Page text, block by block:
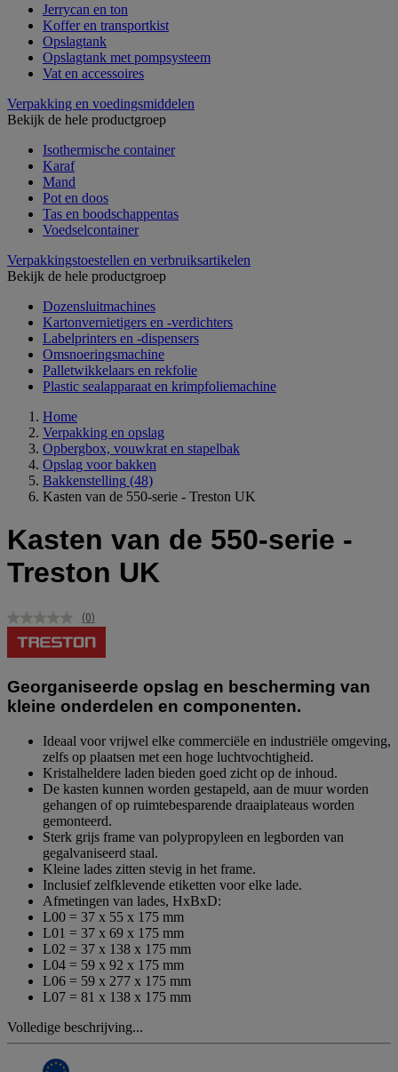
Jerrycan en ton
Koffer en transportkist
Opslagtank
Opslagtank met pompsysteem
Vat en accessoires
Verpakking en voedingsmiddelen
Bekijk de hele productgroep
Isothermische container
Karaf
Mand
Pot en doos
Tas en boodschappentas
Voedselcontainer
Verpakkingstoestellen en verbruiksartikelen
Bekijk de hele productgroep
Dozensluitmachines
Kartonvernietigers en -verdichters
Labelprinters en -dispensers
Omsnoeringsmachine
Palletwikkelaars en rekfolie
Plastic sealapparaat en krimpfoliemachine
Home
Verpakking en opslag
Opbergbox, vouwkrat en stapelbak
Opslag voor bakken
Bakkenstelling (48)
Kasten van de 550-serie - Treston UK
Kasten van de 550-serie -
Treston UK
Geen
scorewaarde.
Dezelfde
(0)
Georganiseerde opslag en bescherming van
kleine onderdelen en componenten.
Ideaal voor vrijwel elke commerciële en industriële omgeving,
zelfs op plaatsen met een hoge luchtvochtigheid.
Kristalheldere laden bieden goed zicht op de inhoud.
De kasten kunnen worden gestapeld, aan de muur worden
gehangen of op ruimtebesparende draaiplateaus worden
gemonteerd.
Sterk grijs frame van polypropyleen en legborden van
gegalvaniseerd staal.
Kleine lades zitten stevig in het frame.
Inclusief zelfklevende etiketten voor elke lade.
Afmetingen van lades, HxBxD:
L00 = 37 x 55 x 175 mm
L01 = 37 x 69 x 175 mm
L02 = 37 x 138 x 175 mm
L04 = 59 x 92 x 175 mm
L06 = 59 x 277 x 175 mm
L07 = 81 x 138 x 175 mm
Volledige beschrijving...